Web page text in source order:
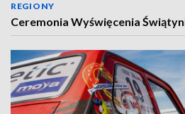
REGIONY
Ceremonia Wyświęcenia